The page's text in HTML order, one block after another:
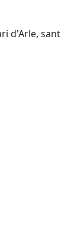
d'Arle, sant